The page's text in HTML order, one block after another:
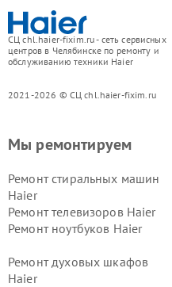
СЦ chl.haier-fixim.ru - сеть сервисных
центров в Челябинске по ремонту и
обслуживанию техники Haier
2021-2026 © СЦ chl.haier-fixim.ru
Мы ремонтируем
Ремонт стиральных машин
Haier
Ремонт телевизоров Haier
Ремонт ноутбуков Haier
Ремонт духовых шкафов
Haier